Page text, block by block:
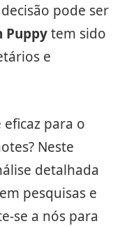
pode ser
Puppytem sido
e
para o
Neste
detalhada
pesquisas e
se a nós para